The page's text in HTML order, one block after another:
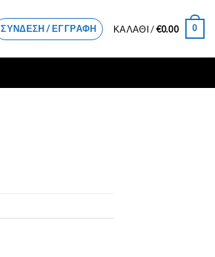
ΣΎΝΔΕΣΗ / ΕΓΓΡΑΦΉ ΚΑΛΆΘΙ /€0.00 0